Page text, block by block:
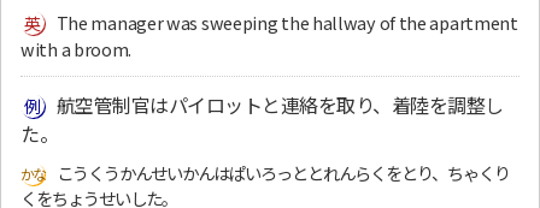
The manager was sweeping the hallway of the apartment
with a broom.
航空管制官はパイロットと連絡を取り、着陸を調整し
た。
こうくうかんせいかんはぱいろっととれんらくをとり、ちゃくり
くをちょうせいした。